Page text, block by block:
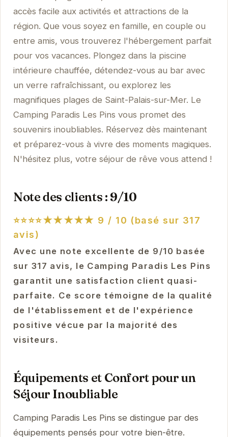
accès facile aux activités et attractions de la
région. Que vous soyez en famille, en couple ou
entre amis, vous trouverez l'hébergement parfait
pour vos vacances. Plongez dans la piscine
intérieure chauffée, détendez-vous au bar avec
un verre rafraîchissant, ou explorez les
magnifiques plages de Saint-Palais-sur-Mer. Le
Camping Paradis Les Pins vous promet des
souvenirs inoubliables. Réservez dès maintenant
et préparez-vous à vivre des moments magiques.
N'hésitez plus, votre séjour de rêve vous attend !
Note des clients : 9/10
⭐⭐⭐⭐★★★★★ 9 / 10 (basé sur 317
avis)
Avec une note excellente de 9/10 basée
sur 317 avis, le Camping Paradis Les Pins
garantit une satisfaction client quasi-
parfaite. Ce score témoigne de la qualité
de l'établissement et de l'expérience
positive vécue par la majorité des
visiteurs.
Équipements et Confort pour un
Séjour Inoubliable
Camping Paradis Les Pins se distingue par des
équipements pensés pour votre bien-être.